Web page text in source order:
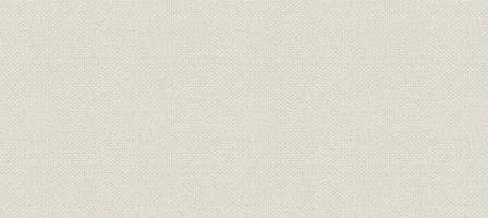
[1] 開幕日がお元日
[2] サッカーが一面に躍り出る
[3] 視界360度プラスアルファ
[4] 競馬のデータは日本一
[5] イメージ一新、ギャルが追う